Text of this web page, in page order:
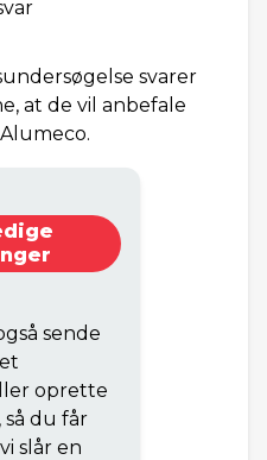
svarer
at de vil anbefale
sende
oprette
du får
slår en